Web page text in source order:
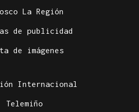
La Región
de publicidad
de imágenes
Internacional
Telemiño